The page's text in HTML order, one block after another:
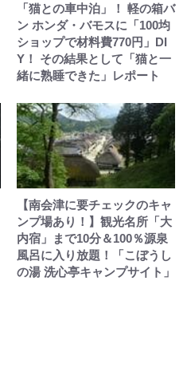
「猫との車中泊」！ 軽の箱バ
ン ホンダ・バモスに「100均
ショップで材料費770円」DI
Y！ その結果として「猫と一
緒に熟睡できた」レポート
【南会津に要チェックのキャ
ンプ場あり！】観光名所「大
内宿」まで10分＆100％源泉
風呂に入り放題！「こぼうし
の湯 洗心亭キャンプサイト」